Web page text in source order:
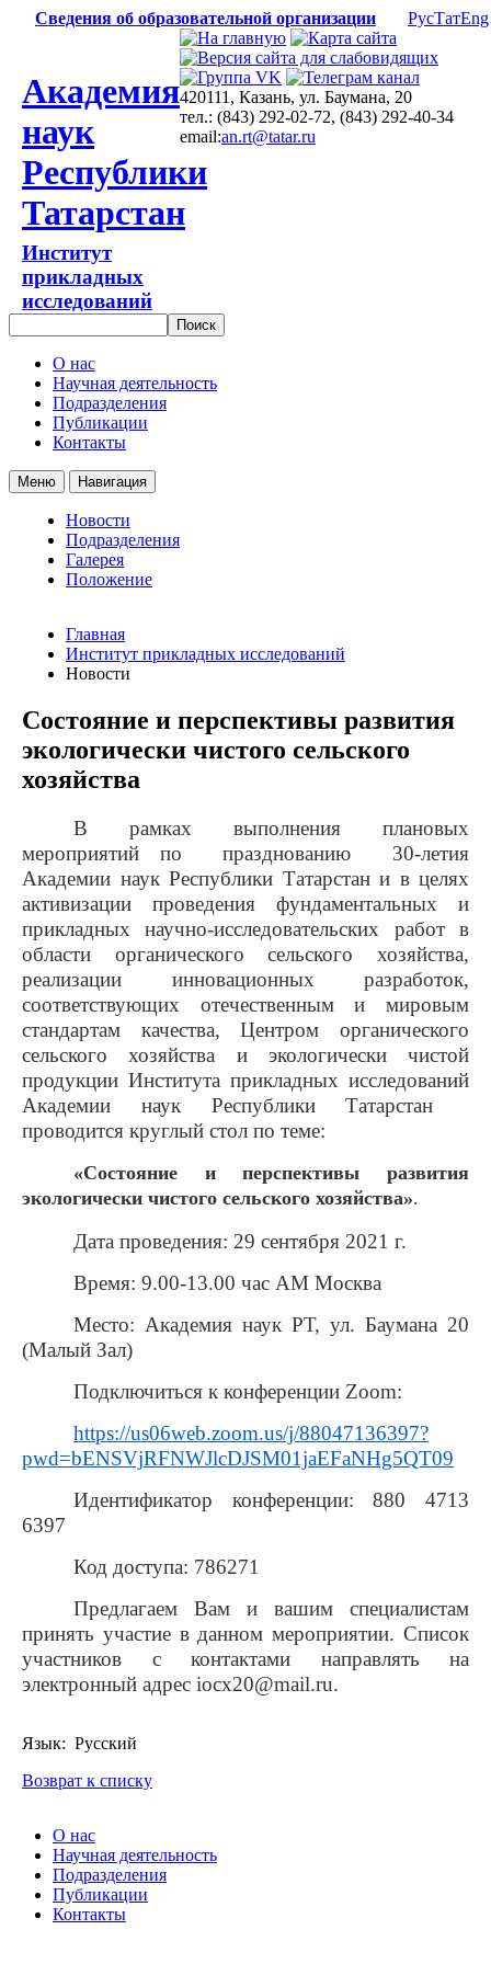
Сведения об образовательной организации РусТатEng
Академия
наук
Республики
Татарстан
Институт
прикладных
исследований
420111, Казань, ул. Баумана, 20
тел.: (843) 292-02-72, (843) 292-40-34
email:an.rt@tatar.ru
О нас
Научная деятельность
Подразделения
Публикации
Контакты
Меню Навигация
Новости
Подразделения
Галерея
Положение
Главная
Институт прикладных исследований
Новости
Состояние и перспективы развития
экологически чистого сельского
хозяйства
В рамках выполнения плановых
мероприятий по празднованию 30-летия
Академии наук Республики Татарстан и в целях
активизации проведения фундаментальных и
прикладных научно-исследовательских работ в
области органического сельского хозяйства,
реализации инновационных разработок,
соответствующих отечественным и мировым
стандартам качества, Центром органического
сельского хозяйства и экологически чистой
продукции Института прикладных исследований
Академии наук Республики Татарстан
проводится круглый стол по теме:
«Состояние и перспективы развития
экологически чистого сельского хозяйства».
Дата проведения: 29 сентября 2021 г.
Время: 9.00-13.00 час AM Москва
Место: Академия наук РТ, ул. Баумана 20
(Малый Зал)
Подключиться к конференции Zoom:
https://us06web.zoom.us/j/88047136397?
pwd=bENSVjRFNWJlcDJSM01jaEFaNHg5QT09
Идентификатор конференции:880 4713
6397
Код доступа: 786271
Предлагаем Вам и вашим специалистам
принять участие в данном мероприятии. Список
участников с контактами направлять на
электронный адрес iocx20@mail.ru.
Язык: Русский
Возврат к списку
О нас
Научная деятельность
Подразделения
Публикации
Контакты